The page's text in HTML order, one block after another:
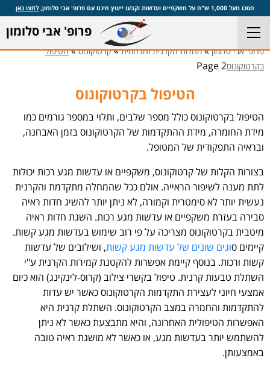
חסכו מעל 1,000 ש"ח על משקפיים ועדשות וקבעו ייעוץ חינם עם פרופ' אבי סלומון, לחצו כאן
פרופ' אבי סלומון
פרופ' אבי סלומון»מחלות הקרנית והלחמית»קרטוקונוס»הטיפול
בקרטוקונוסPage 2
הטיפול בקרטוקונוס
הטיפול בקרטוקונוס כולל מספר שלבים, ותלוי במספר גורמים כמו
מידת החומרה, מידת ההתקדמות של הקרטוקונוס בזמן האבחנה,
ובראיה התפקודית של המטופל.
בצורות הקלות של קרטוקונוס, משקפיים או עדשות מגע רכות יכולות
לתת מענה לשיפור הראייה. אולם ככל שהמחלה מתקדמת והקרנית
נעשית יותר לא סימטרית וקמורה, לא ניתן יותר להשיג חדות ראיה
סבירה בעזרת משקפיים או עדשות מגע רכות. השגת חדות ראיה
מיטבית בקרטוקונוס מצריכה על פי רוב שימוש בעדשות מגע קשות.
קיימים סוגים שונים של עדשות מגע קשות, ושילובים של עדשות
קשות ורכות. בנוסף קיימת אפשרות להקטנת קמירות הקרנית ע"י
השתלת טבעות קרנית. טיפול בקשרי צילוב (קרוס-לינקינג) הוא כיום
אמצעי חיוני לעצירת התקדמות הקרטוקונוס כאשר יש עדות
להתקדמות והחמרה במצב הקרטוקונוס. השתלת קרנית היא
האפשרות הטיפולית האחרונה, והיא מתבצעת כאשר לא ניתן
להשתמש יותר בעדשות מגע, או כאשר לא מושגת ראיה טובה
באמצעותן.